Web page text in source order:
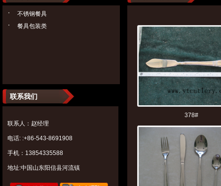
378#
不锈钢餐具
餐具包装类
联系我们
联系人：赵经理
电话: :+86-543-8691908
手机：13854335588
地址:中国山东阳信县河流镇